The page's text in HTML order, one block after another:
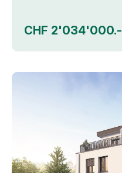
CHF 2'034'000.-